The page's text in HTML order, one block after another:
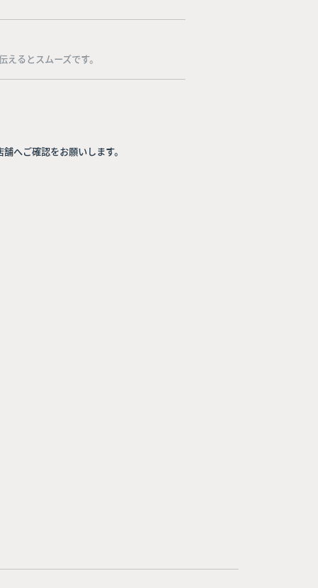
るとスムーズです。
へご確認をお願いします。